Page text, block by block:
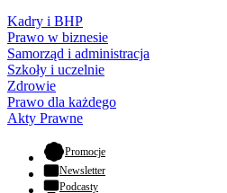
Kadry i BHP
Prawo w biznesie
Samorząd i administracja
Szkoły i uczelnie
Zdrowie
Prawo dla każdego
Akty Prawne
Promocje- otwiera się w nowej karcie
Newsletter
Podcasty